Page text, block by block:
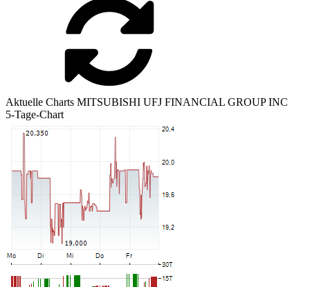
Aktuelle Charts MITSUBISHI UFJ FINANCIAL GROUP INC
5-Tage-Chart